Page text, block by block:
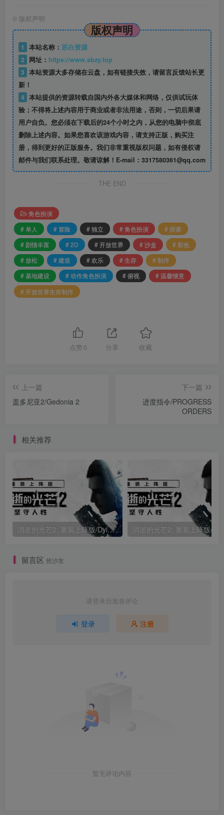
© 版权声明
版权声明
1 本站名称： 苏白资源
2
网址： https://www.sbzy.top
3 本站资源大多存储在云盘，如有链接失效，请留言反馈站长更
新！
4 本站提供的资源转载自国内外各大媒体和网络，仅供试玩体
验；不得将上述内容用于商业或者非法用途，否则，一切后果请
用户自负。您必须在下载后的24个小时之内，从您的电脑中彻底
删除上述内容。如果您喜欢该游戏内容，请支持正版，购买注
册，得到更好的正版服务。我们非常重视版权问题，如有侵权请
邮件与我们联系处理。敬请谅解！E-mail：3317580361@qq.com
THE END
角色扮演
# 单人
# 冒险 # 独立 # 角色扮演
# 探索
# 剧情丰富
# 2D # 开放世界 # 沙盒
# 彩色
# 放松
# 建造 # 欢乐 # 生存
# 制作
# 基地建设
# 动作角色扮演 # 俯视
# 温馨惬意
# 开放世界生存制作
点赞 0 分享 收藏
上一篇
盖多尼亚2/Gedonia 2
下一篇
进度指令/PROGRESS
ORDERS
相关推荐
消逝的光芒2: 重装上阵版/Dying Light 2 Stay Human: Reloaded Edition/支持网络联机
留言区 抢沙发
请登录后发表评论
登录 注册
暂无评论内容